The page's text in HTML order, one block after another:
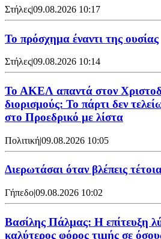
Στήλες|09.08.2026 10:17
Το πρόσχημα έναντι της ουσίας
Στήλες|09.08.2026 10:14
Το ΑΚΕΛ απαντά στον
διορισμούς: Το πάρτι δεν
στο Προεδρικό με λίστα
Πολιτική|09.08.2026 10:05
Διερωτάσαι όταν βλέπεις
Γήπεδο|09.08.2026 10:02
Βασίλης Πάλμας: Η επίτευξη
καλύτερος φόρος τιμής σε